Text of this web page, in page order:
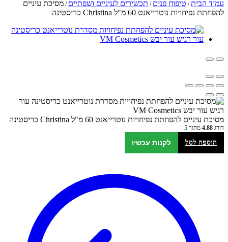
עמוד הבית/ טיפוח פנים / תכשירים לעיניים ושפתיים / מסיכת עיניים
להפחתת נפיחויות נוטרייאנט 60 מ"ל Christina כריסטינה
מסיכת עיניים להפחתת נפיחויות נוטרייאנט 60 מ"ל Christina כריסטינה
דורג 4.88 מתוך 5
הוספה לסל לקנות עכשיו